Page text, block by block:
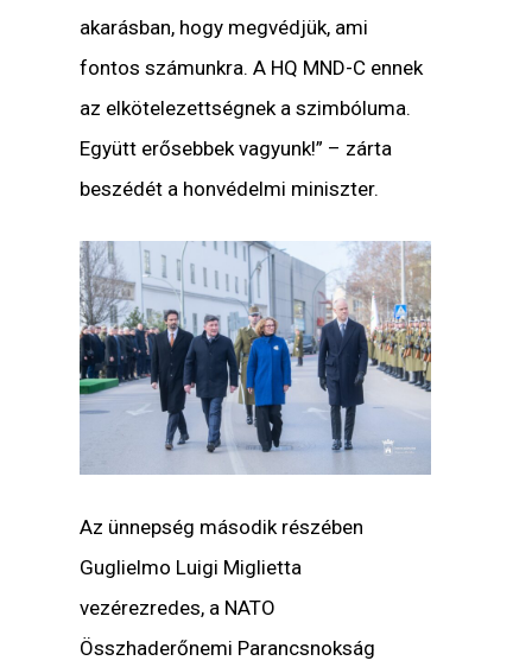
akarásban, hogy megvédjük, ami
fontos számunkra. A HQ MND-C ennek
az elkötelezettségnek a szimbóluma.
Együtt erősebbek vagyunk!” – zárta
beszédét a honvédelmi miniszter.
Az ünnepség második részében
Guglielmo Luigi Miglietta
vezérezredes, a NATO
Összhaderőnemi Parancsnokság